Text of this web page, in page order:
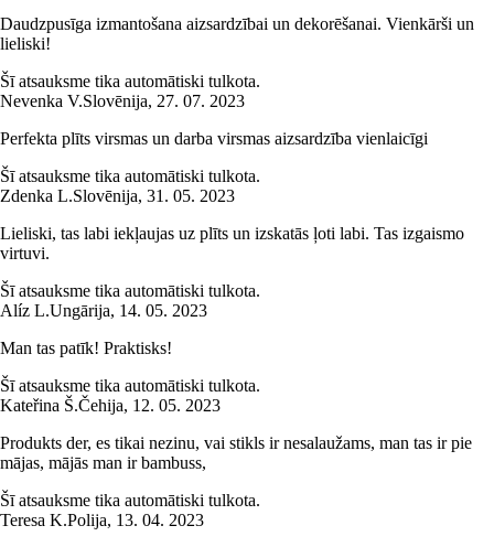
Daudzpusīga izmantošana aizsardzībai un dekorēšanai. Vienkārši un
lieliski!
Šī atsauksme tika automātiski tulkota.
Nevenka V.Slovēnija, 27. 07. 2023
Perfekta plīts virsmas un darba virsmas aizsardzība vienlaicīgi
Šī atsauksme tika automātiski tulkota.
Zdenka L.Slovēnija, 31. 05. 2023
Lieliski, tas labi iekļaujas uz plīts un izskatās ļoti labi. Tas izgaismo
virtuvi.
Šī atsauksme tika automātiski tulkota.
Alíz L.Ungārija, 14. 05. 2023
Man tas patīk! Praktisks!
Šī atsauksme tika automātiski tulkota.
Kateřina Š.Čehija, 12. 05. 2023
Produkts der, es tikai nezinu, vai stikls ir nesalaužams, man tas ir pie
mājas, mājās man ir bambuss,
Šī atsauksme tika automātiski tulkota.
Teresa K.Polija, 13. 04. 2023